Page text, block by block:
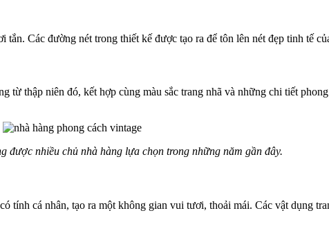
Các đường nét trong thiết kế được tạo ra để tôn lên nét đẹp tinh tế
từ thập niên đó, kết hợp cùng màu sắc trang nhã và những chi tiết
được nhiều chủ nhà hàng lựa chọn trong những năm gần đây.
tính cá nhân, tạo ra một không gian vui tươi, thoải mái. Các vật dụng